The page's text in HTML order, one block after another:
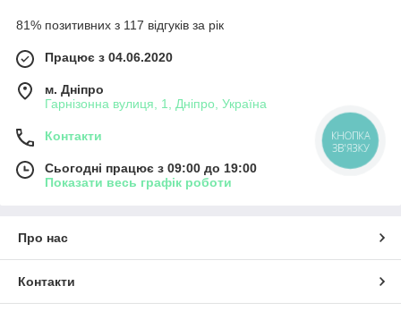
81% позитивних з 117 відгуків за рік
Працює з 04.06.2020
м. Дніпро
Гарнізонна вулиця, 1, Дніпро, Україна
Контакти
Сьогодні працює з 09:00 до 19:00
Показати весь графік роботи
Про нас
Контакти
КНОПКА
ЗВ'ЯЗКУ